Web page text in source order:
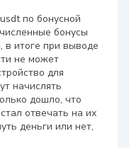
по бонусной
бонусы
в итоге при выводе
не может
для
начислять
дошло, что
отвечать на их
деньги или нет,